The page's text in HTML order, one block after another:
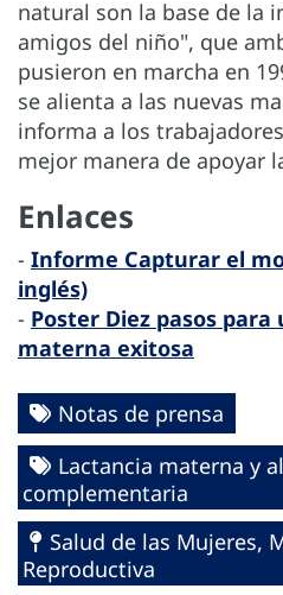
natural son la base de la
amigos del niño", que
pusieron en marcha en
se alienta a las nuevas
informa a los
mejor manera de apoyar
Enlaces
- Informe Capturar el
inglés)
- Poster Diez pasos
materna exitosa
Notas de prensa
Lactancia materna y
complementaria
Salud de las Mujeres,
Reproductiva